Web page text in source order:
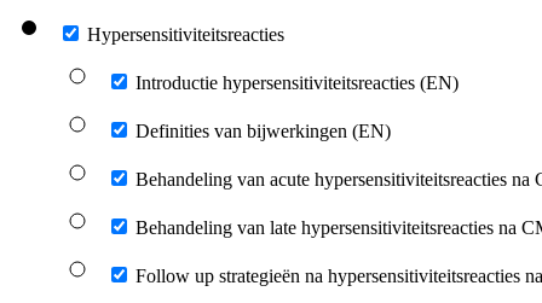
Hypersensitiviteitsreacties
Introductie hypersensitiviteitsreacties (EN)
Definities van bijwerkingen (EN)
Behandeling van acute hypersensitiviteitsreacties na
Behandeling van late hypersensitiviteitsreacties na
Follow up strategieën na hypersensitiviteitsreacties